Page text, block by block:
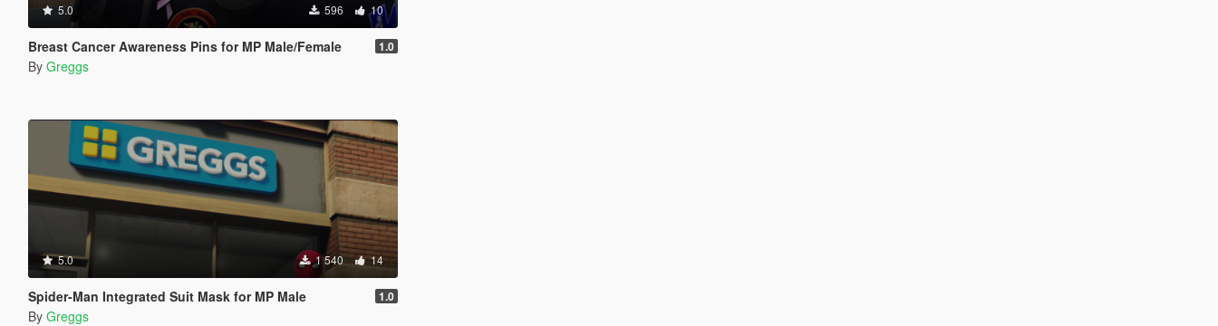
5.0 596 10
Breast Cancer Awareness Pins for MP Male/Female 1.0
By Greggs
5.0 1 540 14
Spider-Man Integrated Suit Mask for MP Male 1.0
By Greggs